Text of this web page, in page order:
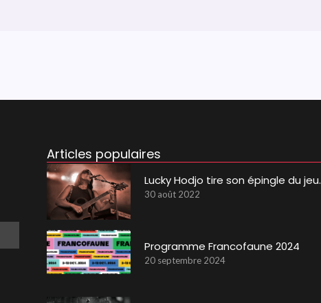
Articles populaires
Lucky Hodjo tire son épingle du jeu.
30 août 2022
Programme Francofaune 2024
20 septembre 2024